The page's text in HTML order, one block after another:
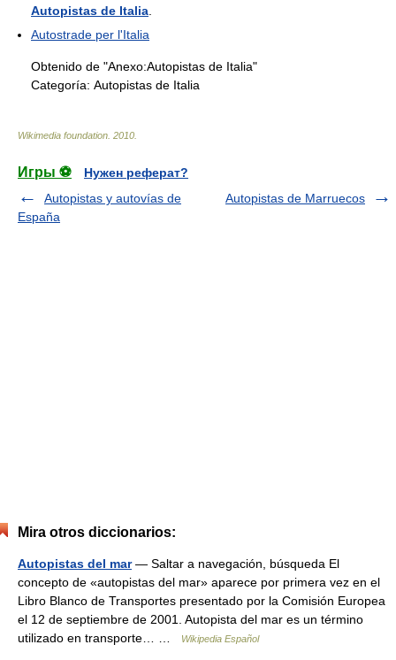
Autopistas de Italia
Autostrade per l'Italia
Obtenido de "Anexo:Autopistas de Italia"
Categoría: Autopistas de Italia
Wikimedia foundation 2010
Игры ⚽
Нужен реферат?
Autopistas y autovías de
España
Autopistas de Marruecos
Mira otros diccionarios:
Autopistas del mar— Saltar a navegación, búsqueda El
concepto de «autopistas del mar» aparece por primera vez en el
Libro Blanco de Transportes presentado por la Comisión Europea
el 12 de septiembre de 2001. Autopista del mar es un término
utilizado en transporte… …
Wikipedia Español